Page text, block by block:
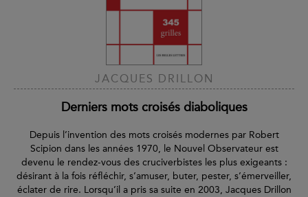
JACQUES DRILLON
Derniers mots croisés diaboliques
Depuis l’invention des mots croisés modernes par Robert
Scipion dans les années 1970, le Nouvel Observateur est
devenu le rendez-vous des cruciverbistes les plus exigeants :
désirant à la fois réfléchir, s’amuser, buter, pester, s’émerveiller,
éclater de rire. Lorsqu’il a pris sa suite en 2003, Jacques Drillon